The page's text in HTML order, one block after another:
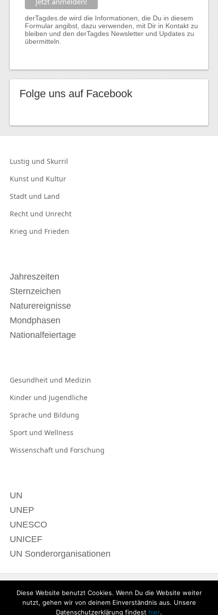
derTagdes.de wird die Informationen, die Du in diesem
Formular angibst, dazu verwenden, mit Dir in Kontakt zu
bleiben und den derTagdes Newsletter und Updates zu
übermitteln.
Folge uns auf Facebook
Lustig und Skurril
Kunst und Kultur
Stadt und Land
Recht und Unrecht
Krieg und Frieden
Jahreszeiten
Sternzeichen
Naturereignisse
Mondphasen
Nationalfeiertage
Gesundheit und Medizin
Kinder und Jugendliche
Sprache und Bildung
Sport und Wellness
Wissenschaft und Forschung
UN
UNEP
UNESCO
UNICEF
UN Sonderorganisationen
Diese Website benutzt Cookies. Wenn Du die Website weiter
nutzt, gehen wir von deinem Einverständnis aus. Unsere
Datenschutzerklärung findest hier.